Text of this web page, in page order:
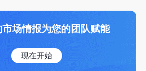
场情报为您的团队赋能
现在开始